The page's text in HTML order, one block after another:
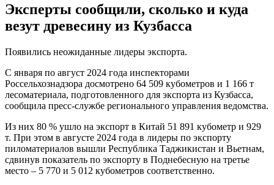
Эксперты сообщили, сколько и куда
везут древесину из Кузбасса
Появились неожиданные лидеры экспорта.
С января по август 2024 года инспекторами
Россельхознадзора досмотрено 64 509 кубометров и 1 166 т
лесоматериала, подготовленного для экспорта из Кузбасса,
сообщила пресс-службе регионального управления ведомства.
Из них 80 % ушло на экспорт в Китай 51 891 кубометр и 929
т. При этом в августе 2024 года в лидеры по экспорту
пиломатериалов вышли Республика Таджикистан и Вьетнам,
сдвинув показатель по экспорту в Поднебесную на третье
место – 5 770 и 5 012 кубометров соответственно.